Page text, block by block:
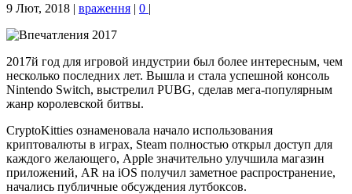
9 Лют, 2018 | враження | 0 |
2017й год для игровой индустрии был более интересным, чем
несколько последних лет. Вышла и стала успешной консоль
Nintendo Switch, выстрелил PUBG, сделав мега-популярным
жанр королевской битвы.
CryptoKitties ознаменовала начало использования
криптовалюты в играх, Steam полностью открыл доступ для
каждого желающего, Apple значительно улучшила магазин
приложений, AR на iOS получил заметное распространение,
начались публичные обсуждения лутбоксов.